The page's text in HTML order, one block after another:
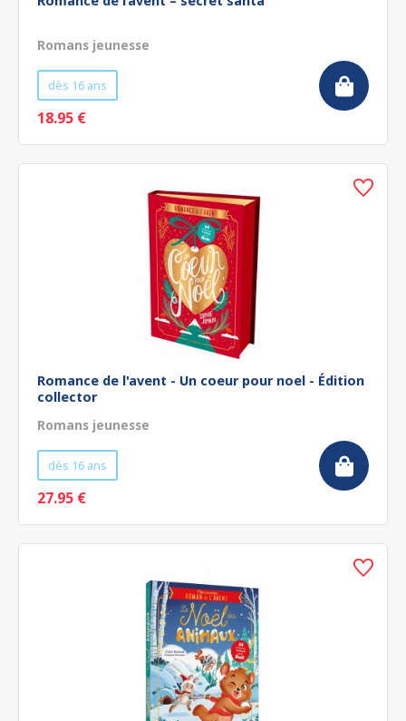
Romans jeunesse
dès 16 ans
18.95 €
Romance de l'avent - Un coeur pour noel - Édition
collector
Romans jeunesse
dès 16 ans
27.95 €